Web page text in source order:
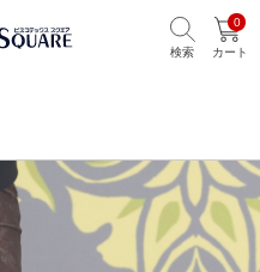
検索
0
カート